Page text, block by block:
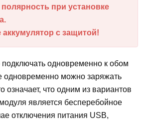
при установке
аккумулятор с защитой!
подключать одновременно к обом
одновременно можно заряжать
означает, что одним из вариантов
является бесперебойное
отключения питания USB,